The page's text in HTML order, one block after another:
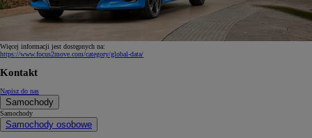
Więcej informacji jest dostępnych na:
https://www.focus2move.com/category/global-data/
Kontakt
Napisz do nas
Samochody
Samochody
Samochody osobowe